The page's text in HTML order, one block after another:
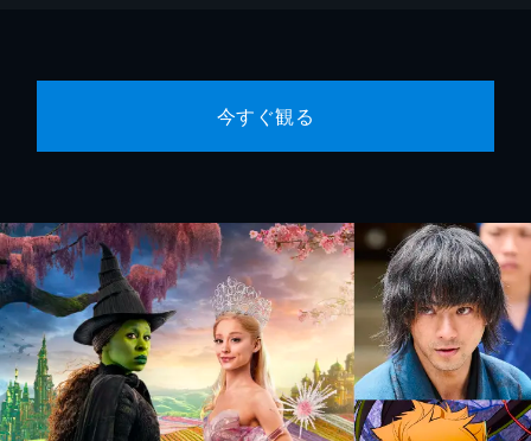
今すぐ観る